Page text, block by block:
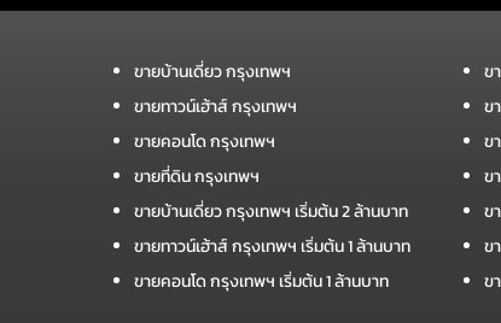
ขายบ้านเดี่ยว กรุงเทพฯ
ขายทาวน์เฮ้าส์ กรุงเทพฯ
ขายคอนโด กรุงเทพฯ
ขายที่ดิน กรุงเทพฯ
ขายบ้านเดี่ยว กรุงเทพฯ เริ่มต้น 2 ล้านบาท
ขายทาวน์เฮ้าส์ กรุงเทพฯ เริ่มต้น 1 ล้านบาท
ขายคอนโด กรุงเทพฯ เริ่มต้น 1 ล้านบาท
ข
ข
ข
ข
ข
ข
ข